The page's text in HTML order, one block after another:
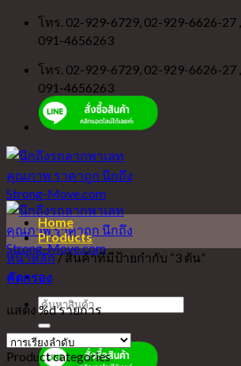
Skip
content
โทร. 02-929-6729, 02-929-6626-27
091-4656263
โทร. 02-929-6729, 02-929-6626-27
091-4656263
ค้นหา:
Home
Products
หน้าหลัก/สินค้าที่มีป้ายกำกับ “3 ตัน”
คัดกรอง
แสดง %d รายการ
Product categories